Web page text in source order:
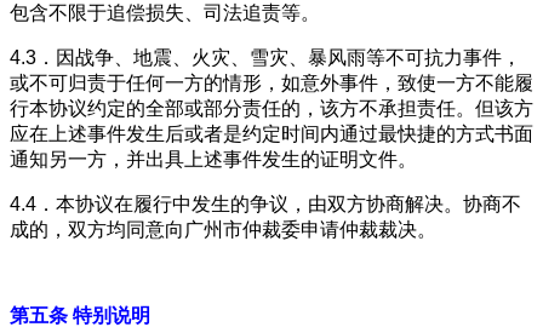
包含不限于追偿损失、司法追责等。
4.3． 因战争、地震、火灾、雪灾、暴风雨等不可抗力事件，
或不可归责于任何一方的情形，如意外事件，致使一方不能履
行本协议约定的全部或部分责任的，该方不承担责任。但该方
应在上述事件发生后或者是约定时间内通过最快捷的方式书面
通知另一方，并出具上述事件发生的证明文件。
4.4． 本协议在履行中发生的争议，由双方协商解决。协商不
成的，双方均同意向广州市仲裁委申请仲裁裁决。
第五条 特别说明